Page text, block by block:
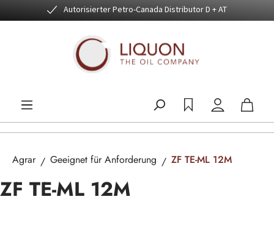
Zum Hauptinhalt springenAutorisierter Petro-Canada Distributor D + AT
Agrar Geeignet für Anforderung ZF TE-ML 12M
ZF TE-ML 12M